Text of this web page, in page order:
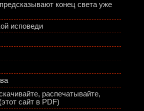
конец света уже
исповеди
распечатывайте,
сайт в PDF)